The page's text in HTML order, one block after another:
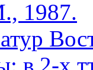
1987.